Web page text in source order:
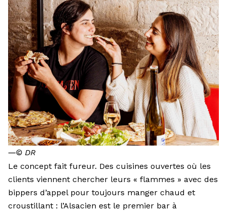
―© DR
Le concept fait fureur. Des cuisines ouvertes où les
clients viennent chercher leurs « flammes » avec des
bippers d’appel pour toujours manger chaud et
croustillant : l’Alsacien est le premier bar à